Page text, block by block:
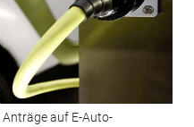
Anträge auf E-Auto-